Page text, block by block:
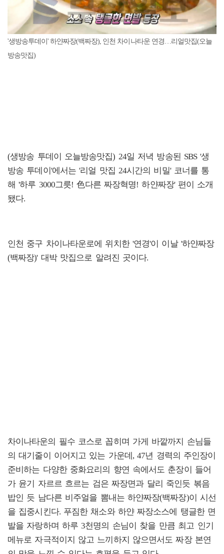
'생방송투데이' 하얀짜장(백짜장), 인천 차이나타운 연경…리얼맛집(오늘
방송맛집)
(생방송 투데이 오늘방송맛집) 24일 저녁 방송된 SBS '생
방송 투데이'에서는 '리얼 맛집 24시간의 비밀' 코너를 통
해 '하루 3000그릇! 色다른 짜장혁명! 하얀짜장' 편이 소개
됐다.
인천 중구 차이나타운로에 위치한 '연경'이 이날 '하얀짜장
(백짜장)' 대박 맛집으로 알려진 곳이다.
차이나타운의 필수 코스로 꼽히며 가게 바깥까지 손님들
의 대기줄이 이어지고 있는 가운데, 47년 경력의 주인장이
준비하는 다양한 중화요리의 향연 속에서도 춘장이 들어
가 윤기 자르르 흐르는 검은 짜장면과 달리 죽인듯 볶음
밥인 듯 남다른 비주얼을 뽐내는 하얀짜장(백짜장)이 시선
을 집중시킨다. 푸짐한 채소와 하얀 짜장소스에 탱글한 면
발을 자랑하며 하루 3천명의 손님이 찾을 만큼 최고 인기
메뉴로 자극적이지 않고 느끼하지 않으면서도 짜장 본연